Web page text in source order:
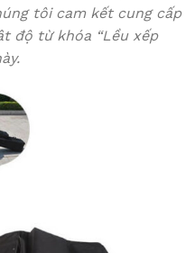
tôi cam kết cung cấp
độ từ khóa “Lều xếp